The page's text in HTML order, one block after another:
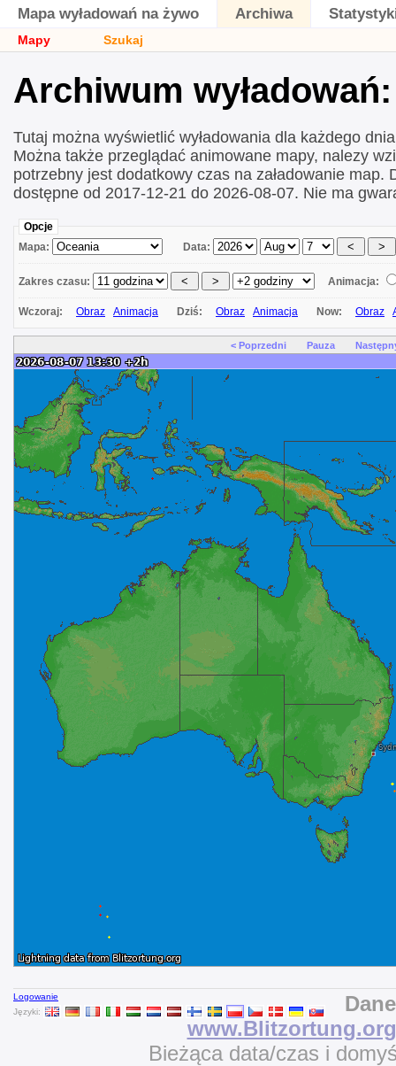
Mapa wyładowań na żywo Archiwa
Mapy Szukaj
Archiwum
Tutaj można wyświetlić wyładowania dla każdego
Można także przeglądać animowane mapy, nalezy
potrzebny jest dodatkowy czas na załadowanie map.
dostępne od 2017-12-21 do 2026-08-07. Nie ma
Opcje
Mapa:
Data:
Zakres czasu: Animacja:
Wczoraj: Obraz Animacja Dziś: Obraz Animacja Now: Obraz
< Poprzedni Pauza
Logowanie
Języki:
www.Blitzortung.org
Bieżąca data/czas i